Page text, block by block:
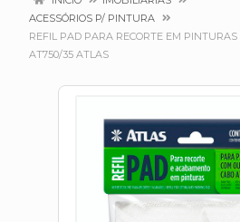
ACESSÓRIOS P/ PINTURA
REFIL PAD PARA RECORTE EM PINTURAS
AT750/35 ATLAS